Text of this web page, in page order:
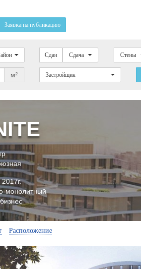
Заявка на публикацию
Сдан Сдача Стены
м² Застройщик
монолитный
Расположение